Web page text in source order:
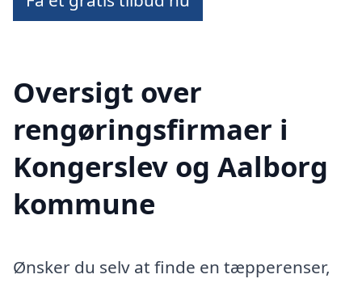
Oversigt over
rengøringsfirmaer i
Kongerslev og Aalborg
kommune
Ønsker du selv at finde en tæpperenser,